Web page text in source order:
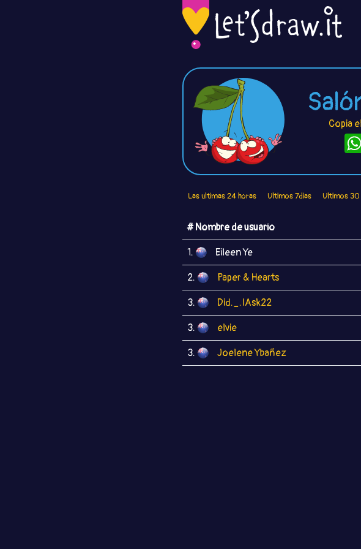
Copia
Las ultimas 24 horas Ultimos 7dias Ultimos 30
# Nombre de usuario
1. Eileen Ye
2. Paper & Hearts
3. Did._.IAsk22
3. elvie
3. Joelene Ybañez